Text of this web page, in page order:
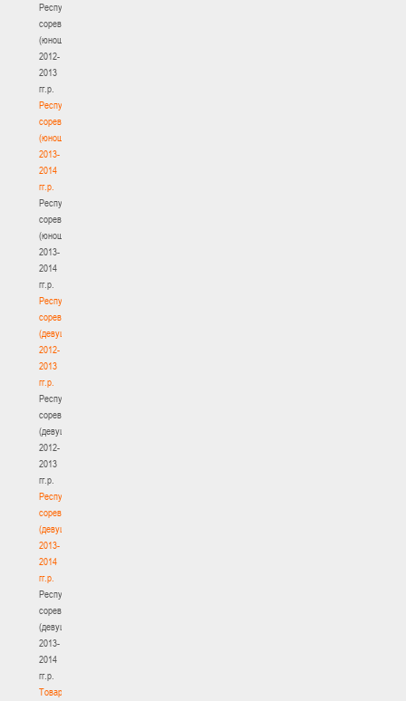
Республиканские
соревнования
(юноши)
2012-
2013
гг.р.
Республиканские
соревнования
(юноши)
2013-
2014
гг.р.
Республиканские
соревнования
(юноши)
2013-
2014
гг.р.
Республиканские
соревнования
(девушки)
2012-
2013
гг.р.
Республиканские
соревнования
(девушки)
2012-
2013
гг.р.
Республиканские
соревнования
(девушки)
2013-
2014
гг.р.
Республиканские
соревнования
(девушки)
2013-
2014
гг.р.
Товарищеские